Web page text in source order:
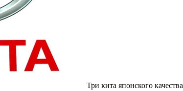
Три кита японского качества